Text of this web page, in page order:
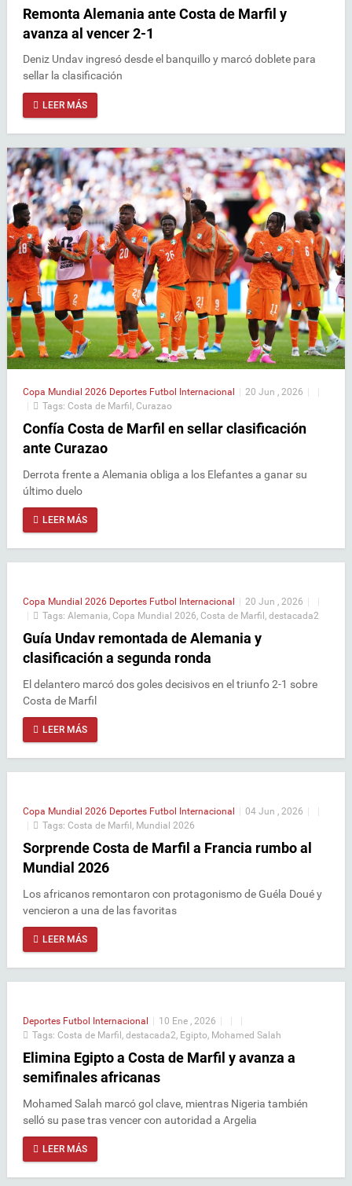
Remonta Alemania ante Costa de Marfil y
avanza al vencer 2-1
Deniz Undav ingresó desde el banquillo y marcó doblete para
sellar la clasificación
LEER MÁS
Copa Mundial 2026 Deportes Futbol Internacional 20 Jun , 2026
Tags: Costa de Marfil , Curazao
Confía Costa de Marfil en sellar clasificación
ante Curazao
Derrota frente a Alemania obliga a los Elefantes a ganar su
último duelo
LEER MÁS
Copa Mundial 2026 Deportes Futbol Internacional 20 Jun , 2026
Tags: Alemania, Copa Mundial 2026, Costa de Marfil , destacada2
Guía Undav remontada de Alemania y
clasificación a segunda ronda
El delantero marcó dos goles decisivos en el triunfo 2-1 sobre
Costa de Marfil
LEER MÁS
Copa Mundial 2026 Deportes Futbol Internacional 04 Jun , 2026
Tags: Costa de Marfil , Mundial 2026
Sorprende Costa de Marfil a Francia rumbo al
Mundial 2026
Los africanos remontaron con protagonismo de Guéla Doué y
vencieron a una de las favoritas
LEER MÁS
Deportes Futbol Internacional 10 Ene , 2026
Tags: Costa de Marfil , destacada2, Egipto, Mohamed Salah
Elimina Egipto a Costa de Marfil y avanza a
semifinales africanas
Mohamed Salah marcó gol clave, mientras Nigeria también
selló su pase tras vencer con autoridad a Argelia
LEER MÁS